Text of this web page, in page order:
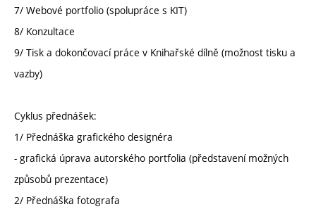
7/ Webové portfolio (spolupráce s KIT)
8/ Konzultace
9/ Tisk a dokončovací práce v Knihařské dílně (možnost tisku a
vazby)
Cyklus přednášek:
1/ Přednáška grafického designéra
- grafická úprava autorského portfolia (představení možných
způsobů prezentace)
2/ Přednáška fotografa